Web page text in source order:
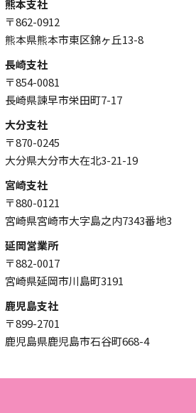
熊本支社
〒862-0912
熊本県熊本市東区錦ヶ丘13-8
長崎支社
〒854-0081
長崎県諫早市栄田町7-17
大分支社
〒870-0245
大分県大分市大在北3-21-19
宮崎支社
〒880-0121
宮崎県宮崎市大字島之内7343番地3
延岡営業所
〒882-0017
宮崎県延岡市川島町3191
鹿児島支社
〒899-2701
鹿児島県鹿児島市石谷町668-4